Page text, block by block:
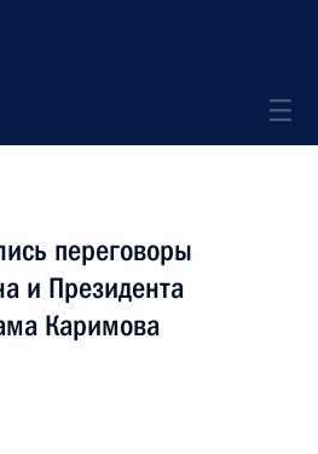
переговоры
и Президента
Каримова